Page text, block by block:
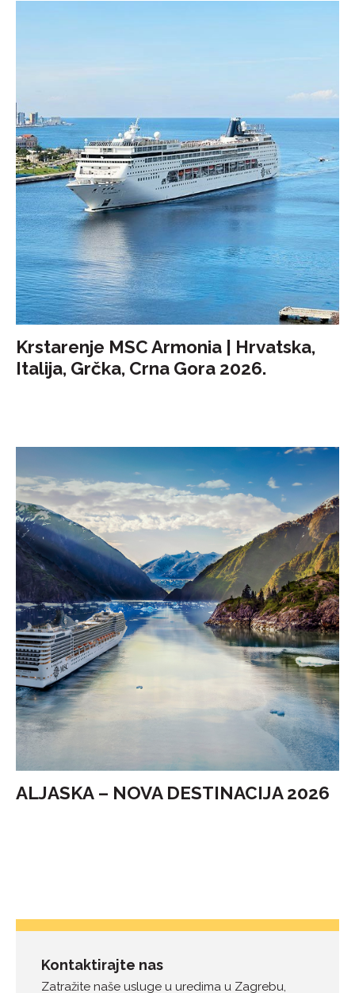
Krstarenje MSC Armonia | Hrvatska,
Italija, Grčka, Crna Gora 2026.
ALJASKA – NOVA DESTINACIJA 2026
Kontaktirajte nas
Zatražite naše usluge u uredima u Zagrebu,